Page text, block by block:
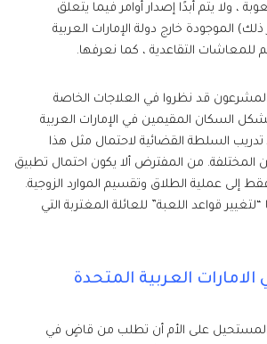
، ولا يتم أبدًا إصدار أوامر فيما يتعلق
الموجودة خارج دولة الإمارات العربية
للمعاشات التقاعدية ، كما نعرفها.
قد نظروا في العلاجات الخاصة
السكان المقيمين في الإمارات العربية
السلطة القضائية لاحتمال مثل هذا
المختلفة. من المفترض ألا يكون احتمال تطبيق
إلى عملية الطلاق وتقسيم الموارد الزوجية.
قواعد اللعبة” للعائلة المغتربة التي
العربية المتحدة
المستحيل على الأم أن تطلب من قاضٍ في